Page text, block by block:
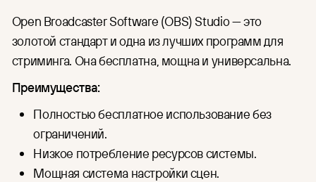
Open Broadcaster Software (OBS) Studio — это
золотой стандарт и одна из лучших программ для
стриминга. Она бесплатна, мощна и универсальна.
Преимущества:
Полностью бесплатное использование без
ограничений.
Низкое потребление ресурсов системы.
Мощная система настройки сцен.